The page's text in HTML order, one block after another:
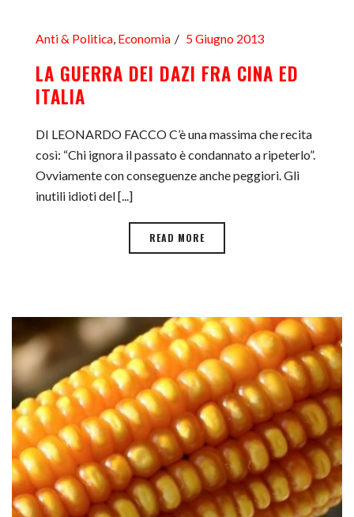
Anti & Politica, Economia 5 Giugno 2013
LA GUERRA DEI DAZI FRA CINA ED
ITALIA
DI LEONARDO FACCO C’è una massima che recita
così: “Chi ignora il passato è condannato a ripeterlo”.
Ovviamente con conseguenze anche peggiori. Gli
inutili idioti del [...]
READ MORE